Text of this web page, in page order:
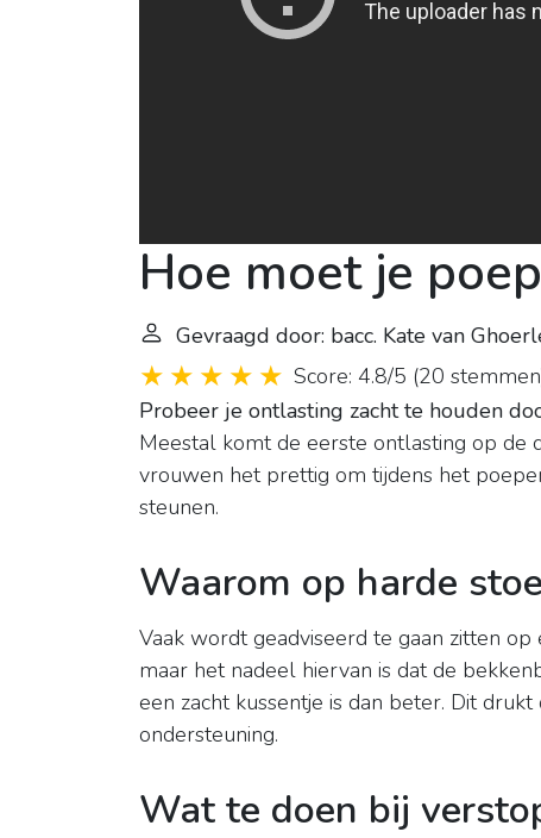
Hoe moet je
Gevraagd door: bacc. Kate van
Score: 4.8/5 (20 stemmen
Probeer je ontlasting zacht te houden
Meestal komt de eerste ontlasting op de
vrouwen het prettig om tijdens het
steunen.
Waarom op harde
Vaak wordt geadviseerd te gaan zitten
maar het nadeel hiervan is dat de
een zacht kussentje is dan beter. Dit
ondersteuning.
Wat te doen bij